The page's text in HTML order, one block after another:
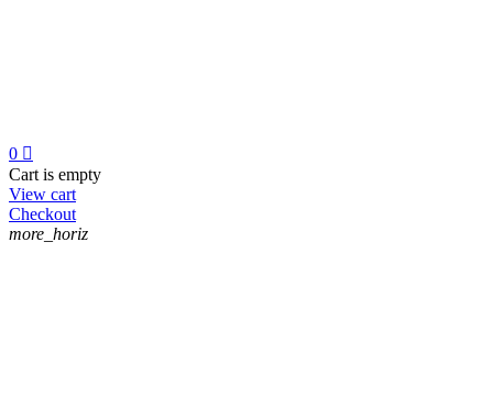
0 
Cart is empty
View cart
Checkout
more_horiz